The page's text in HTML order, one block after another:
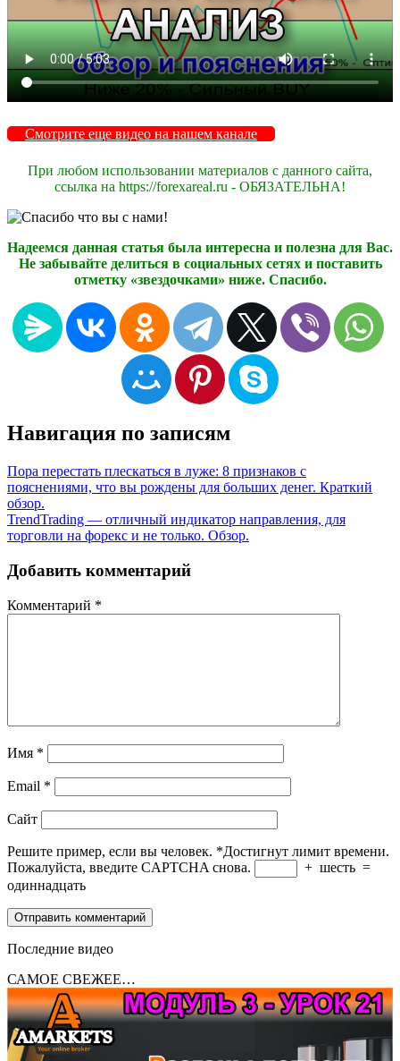
Смотрите еще видео на нашем канале
При любом использовании материалов с данного сайта,
ссылка на https://forexareal.ru - ОБЯЗАТЕЛЬНА!
Надеемся данная статья была интересна и полезна для Вас.
Не забывайте делиться в социальных сетях и поставить
отметку «звездочками» ниже. Спасибо.
Навигация по записям
Пора перестать плескаться в луже: 8 признаков с
пояснениями, что вы рождены для больших денег. Краткий
обзор.
TrendTrading — отличный индикатор направления, для
торговли на форекс и не только. Обзор.
Добавить комментарий
Комментарий *
Имя *
Email *
Сайт
Решите пример, если вы человек. *Достигнут лимит времени.
Пожалуйста, введите CAPTCHA снова.
+ шесть =
одиннадцать
Последние видео
САМОЕ СВЕЖЕЕ…